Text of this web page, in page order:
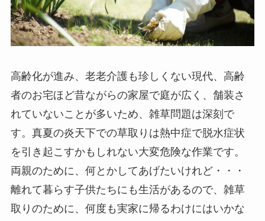
高齢化が進み、老老介護も珍しくない現代、高齢
者のお宅ほど昔ながらの家屋で庭が広く、舗装さ
れていないことが多いため、雑草問題は深刻で
す。真夏の炎天下での草取りは熱中症で脱水症状
を引き起こすかもしれない大変危険な作業です。
両親のために、何とかしてあげたいけれど・・・
離れて暮らす子供たちにも生活があるので、雑草
取りのために、何度も実家に帰るわけにはいかな